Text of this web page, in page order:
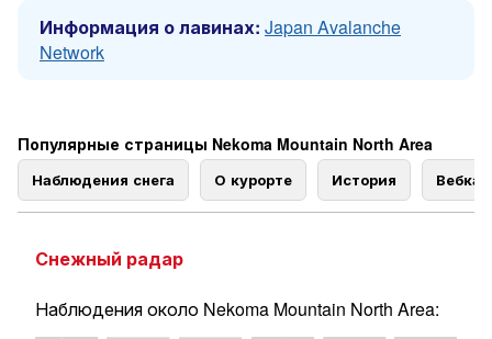
Информация о лавинах: Japan Avalanche
Network
Популярные страницы Nekoma Mountain North Area
Наблюдения снега О курорте История
Снежный радар
Наблюдения около Nekoma Mountain North Area: